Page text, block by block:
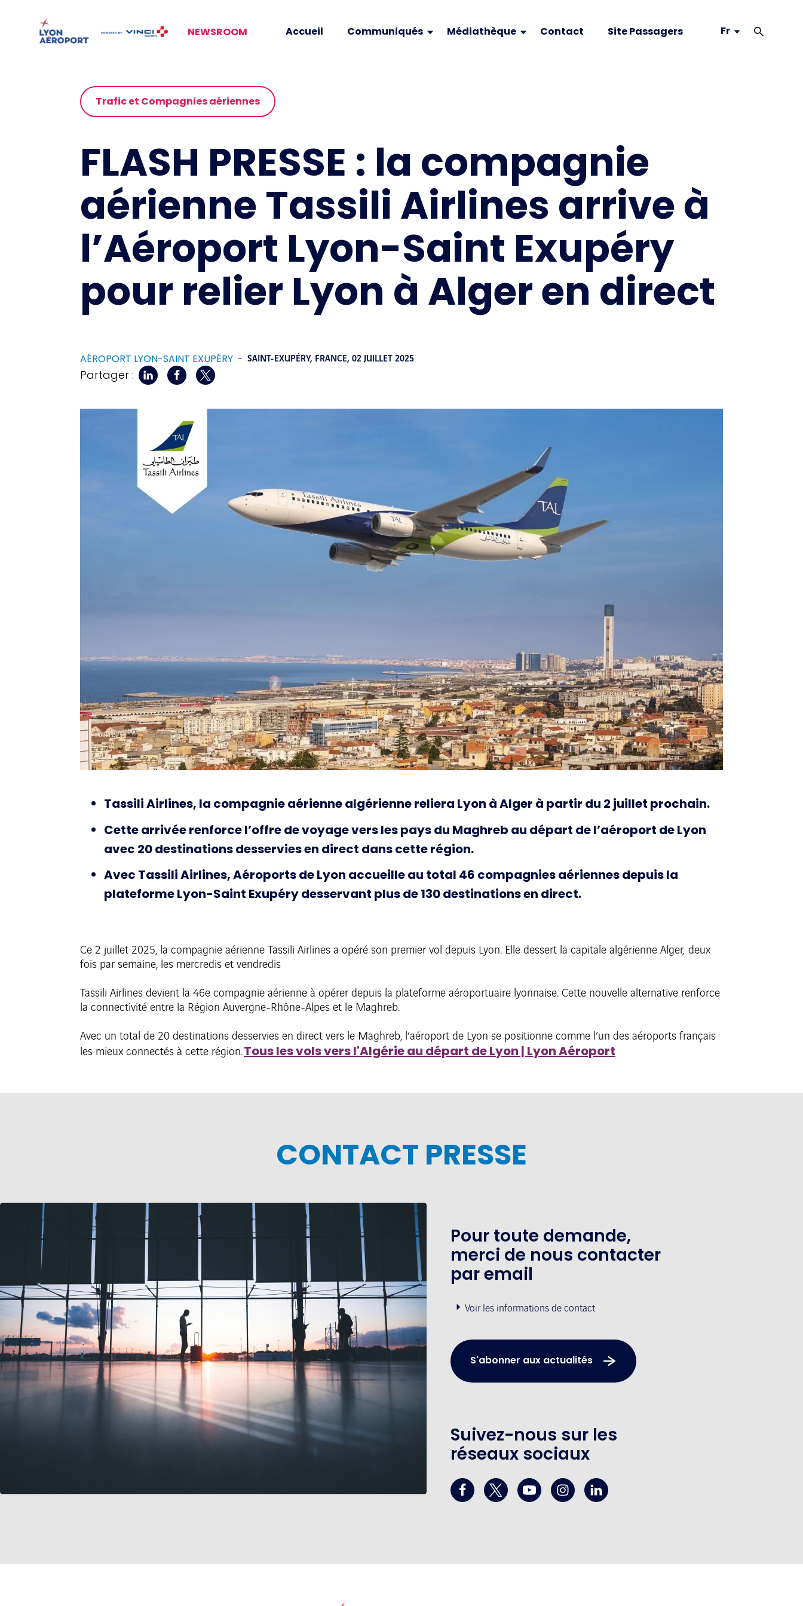
NEWSROOM Accueil Communiqués Médiathèque Contact Site Passagers Fr
Trafic et Compagnies aériennes
FLASH PRESSE : la compagnie
aérienne Tassili Airlines arrive à
l’Aéroport Lyon-Saint Exupéry
pour relier Lyon à Alger en direct
AÉROPORT LYON-SAINT EXUPÉRY - SAINT-EXUPÉRY, FRANCE, 02 JUILLET 2025
Partager :
Tassili Airlines, la compagnie aérienne algérienne reliera Lyon à Alger à partir du 2 juillet prochain.
Cette arrivée renforce l’offre de voyage vers les pays du Maghreb au départ de l’aéroport de Lyon
avec 20 destinations desservies en direct dans cette région.
Avec Tassili Airlines, Aéroports de Lyon accueille au total 46 compagnies aériennes depuis la
plateforme Lyon-Saint Exupéry desservant plus de 130 destinations en direct.
Ce 2 juillet 2025, la compagnie aérienne Tassili Airlines a opéré son premier vol depuis Lyon. Elle dessert la capitale algérienne Alger, deux
fois par semaine, les mercredis et vendredis
Tassili Airlines devient la 46e compagnie aérienne à opérer depuis la plateforme aéroportuaire lyonnaise. Cette nouvelle alternative renforce
la connectivité entre la Région Auvergne-Rhône-Alpes et le Maghreb.
Avec un total de 20 destinations desservies en direct vers le Maghreb, l’aéroport de Lyon se positionne comme l’un des aéroports français
les mieux connectés à cette région.Tous les vols vers l'Algérie au départ de Lyon | Lyon Aéroport
CONTACT PRESSE
Pour toute demande,
merci de nous contacter
par email
Voir les informations de contact
S'abonner aux actualités
Suivez-nous sur les
réseaux sociaux